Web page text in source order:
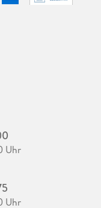
Uhr
Uhr